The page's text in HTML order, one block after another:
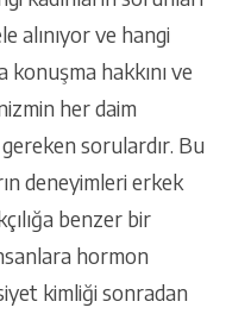
alınıyor ve hangi
konuşma hakkını ve
her daim
sorulardır. Bu
deneyimleri erkek
benzer bir
hormon
kimliği sonradan